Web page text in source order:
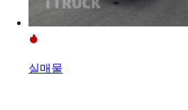
실매물